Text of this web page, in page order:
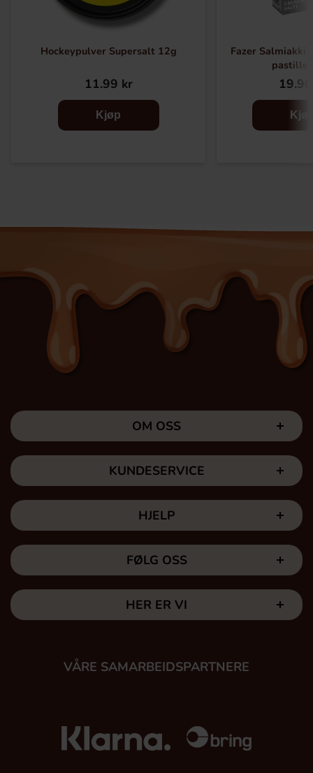
Hockeypulver Supersalt 12g
11.99 kr
Kjøp
Fazer Salmiakki
OM OSS
KUNDESERVICE
HJELP
FØLG OSS
HER ER VI
VÅRE SAMARBEIDSPARTNERE